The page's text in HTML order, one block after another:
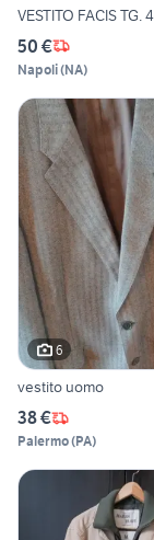
VESTITO FACIS TG.
50 €
Napoli(NA)
6
vestito uomo
38 €
Palermo(PA)